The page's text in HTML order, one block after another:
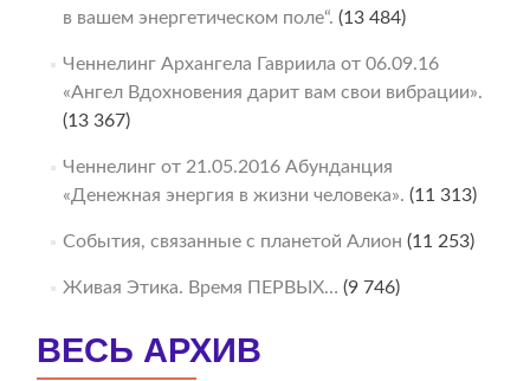
в вашем энергетическом поле“. (13 484)
Ченнелинг Архангела Гавриила от 06.09.16
«Ангел Вдохновения дарит вам свои вибрации».
(13 367)
Ченнелинг от 21.05.2016 Абунданция
«Денежная энергия в жизни человека». (11 313)
События, связанные с планетой Алион (11 253)
Живая Этика. Время ПЕРВЫХ… (9 746)
ВЕСЬ АРХИВ